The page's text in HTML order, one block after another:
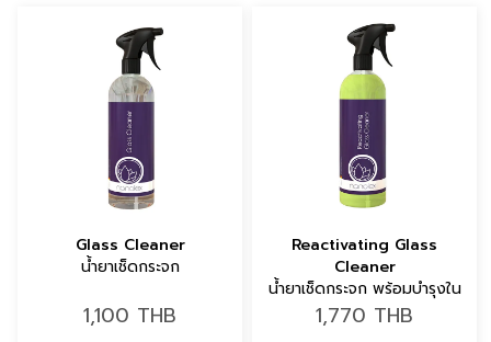
Glass Cleaner
น้ำยาเช็ดกระจก
1,100 THB
Reactivating Glass
Cleaner
น้ำยาเช็ดกระจก พร้อมบำรุงใน
ตัว
1,770 THB